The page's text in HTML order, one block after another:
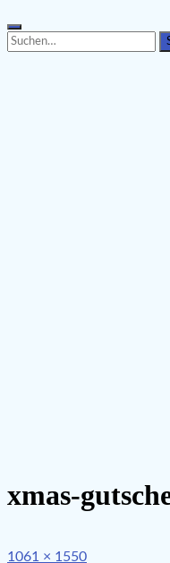
Search
for:
Search
xmas-
Full
1061 × 1550